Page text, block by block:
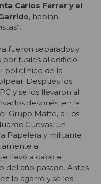
Carlos Ferrer y el
, habían
fueron separados y
fusiles al edificio
policlínico de la
Después los
y se los llevaron al
después, en la
Grupo Matte, a Los
Cuevas, un
Papelera y militante
a
llevó a cabo el
del año pasado. Antes
lo agarró y se los